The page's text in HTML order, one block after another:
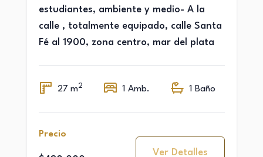
estudiantes, ambiente y medio- A la
calle , totalmente equipado, calle Santa
Fé al 1900, zona centro, mar del plata
27 m2 1 Amb. 1 Baño
Precio
Ver Detalles